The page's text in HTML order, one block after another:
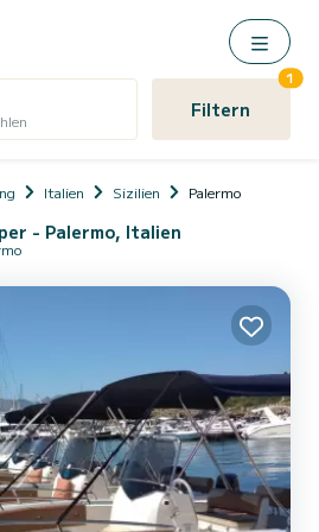
Filtern
1
Italien Sizilien Palermo
- Palermo, Italien